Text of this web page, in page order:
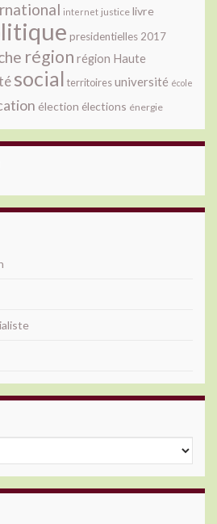
internet justice livre
presidentielles 2017
région région Haute
social territoiresuniversité école
élection élections énergie